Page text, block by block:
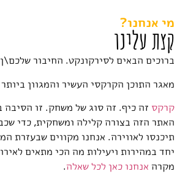
מי אנחנו?
קצת עלינו
ברוכים הבאים לסירקונקט. החיבור
מאגר התוכן הקרקסי העשיר והמגוון
קרקס זה כיף. זה סוג של משחק. זו הסיבה
האתר הזה בצורה קלילה ומשחקית, כדי
תיכנסו לאווירה. אנחנו מקווים שבעזרת
יחד במהירות ויעילות מה הכי מתאים
מקרה אנחנו כאן לכל שאלה.